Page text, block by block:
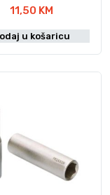
11,50 KM
u košaricu